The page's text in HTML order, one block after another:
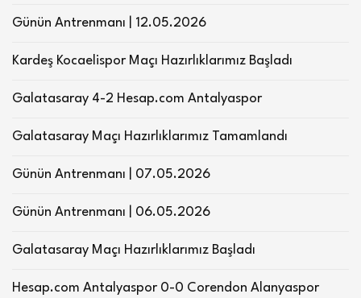
Günün Antrenmanı | 12.05.2026
Kardeş Kocaelispor Maçı Hazırlıklarımız Başladı
Galatasaray 4-2 Hesap.com Antalyaspor
Galatasaray Maçı Hazırlıklarımız Tamamlandı
Günün Antrenmanı | 07.05.2026
Günün Antrenmanı | 06.05.2026
Galatasaray Maçı Hazırlıklarımız Başladı
Hesap.com Antalyaspor 0-0 Corendon Alanyaspor